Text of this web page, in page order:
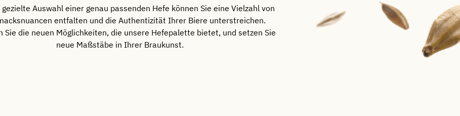
Auswahl einer genau passenden Hefe können Sie eine Vielzahl von
entfalten und die Authentizität Ihrer Biere unterstreichen.
Sie die neuen Möglichkeiten, die unsere Hefepalette bietet, und setzen Sie
neue Maßstäbe in Ihrer Braukunst.